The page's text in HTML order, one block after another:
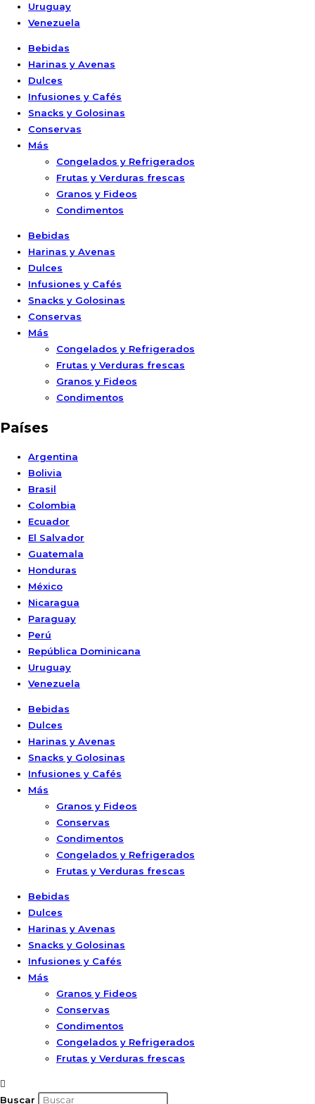
Uruguay
Venezuela
Bebidas
Harinas y Avenas
Dulces
Infusiones y Cafés
Snacks y Golosinas
Conservas
Más
Congelados y Refrigerados
Frutas y Verduras frescas
Granos y Fideos
Condimentos
Bebidas
Harinas y Avenas
Dulces
Infusiones y Cafés
Snacks y Golosinas
Conservas
Más
Congelados y Refrigerados
Frutas y Verduras frescas
Granos y Fideos
Condimentos
Países
Argentina
Bolivia
Brasil
Colombia
Ecuador
El Salvador
Guatemala
Honduras
México
Nicaragua
Paraguay
Perú
República Dominicana
Uruguay
Venezuela
Bebidas
Dulces
Harinas y Avenas
Snacks y Golosinas
Infusiones y Cafés
Más
Granos y Fideos
Conservas
Condimentos
Congelados y Refrigerados
Frutas y Verduras frescas
Bebidas
Dulces
Harinas y Avenas
Snacks y Golosinas
Infusiones y Cafés
Más
Granos y Fideos
Conservas
Condimentos
Congelados y Refrigerados
Frutas y Verduras frescas
Buscar